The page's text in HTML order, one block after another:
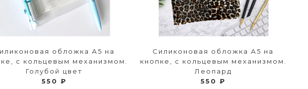
обложка А5 на
с кольцевым механизмом.
Голубой цвет
550 ₽
Силиконовая обложка А5 на
кнопке, с кольцевым механизмом.
Леопард
550 ₽